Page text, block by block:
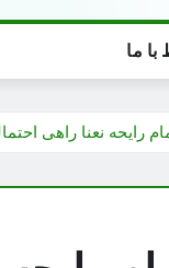
با ما
رایحه نعنا راهی